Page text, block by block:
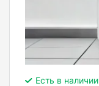
Есть в наличии